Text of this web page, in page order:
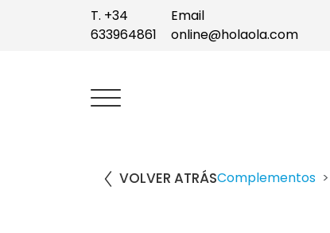
T. +34
633964861
Email
online@holaola.com
VOLVER ATRÁSComplementos